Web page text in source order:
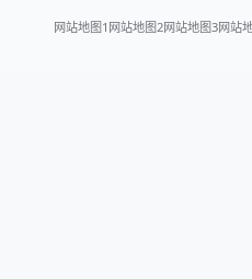
网站地图1 网站地图2网站地图3网站